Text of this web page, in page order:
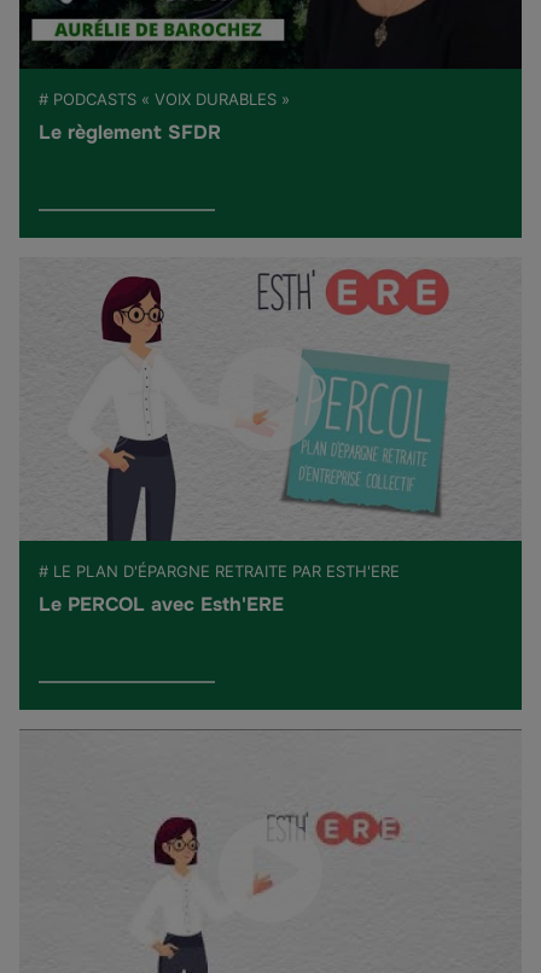
# PODCASTS « VOIX DURABLES »
Le règlement SFDR
# LE PLAN D'ÉPARGNE RETRAITE PAR ESTH'ERE
Le PERCOL avec Esth'ERE